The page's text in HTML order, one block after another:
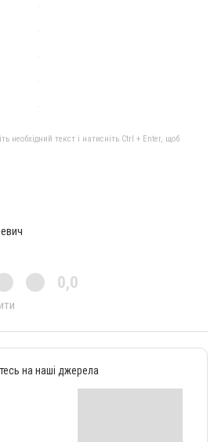
необхідний текст і натисніть Ctrl + Enter, щоб
0,0
на наші джерела